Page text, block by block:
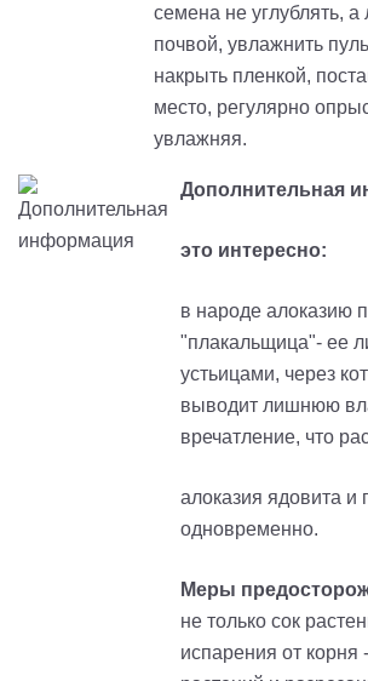
семена не углублять,
почвой, увлажнить
накрыть пленкой,
место, регулярно
увлажняя.
Дополнительная
это интересно:
в народе алоказию
"плакальщица"- ее
устьицами, через
выводит лишнюю
вречатление, что
алоказия ядовита и
одновременно.
Меры
не только сок
испарения от корня